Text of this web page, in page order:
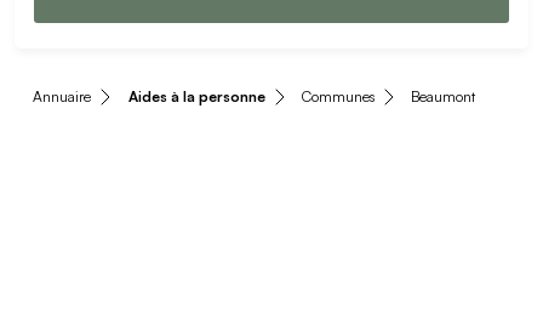
Annuaire Aides à la personne Communes Beaumont